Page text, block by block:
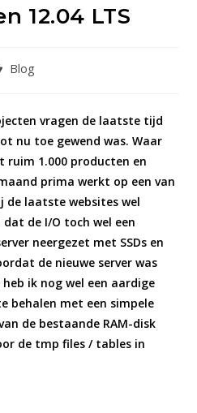
12.04 LTS
Blog
vragen de laatste tijd
nu toe gewend was. Waar
ruim 1.000 producten en
prima werkt op een van
de laatste websites wel
de I/O toch wel een
neergezet met SSDs en
de nieuwe server was
ik nog wel een aardige
behalen met een simpele
de bestaande RAM-disk
de tmp files / tables in